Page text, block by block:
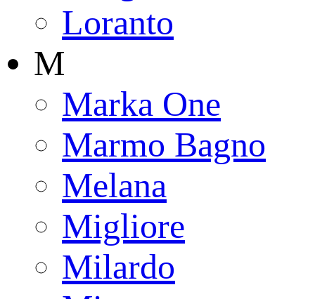
Loranto
M
Marka One
Marmo Bagno
Melana
Migliore
Milardo